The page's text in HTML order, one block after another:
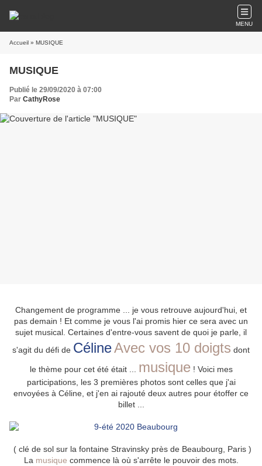
MENU
Accueil » MUSIQUE
MUSIQUE
Publié le 29/09/2020 à 07:00
Par CathyRose
Changement de programme ... je vous retrouve aujourd'hui, et
pas demain ! Et comme je vous l'ai promis hier ce sera avec un
sujet musical. Certaines d'entre-vous savent de quoi je parle, il
s'agit du défi de CélineAvec vos 10 doigts dont
le thème pour cet été était ... musique! Voici mes
participations, les 3 premières photos sont celles que j'ai
envoyées à Céline, et j'en ai rajouté deux autres pour étoffer ce
billet ...
( clé de sol sur la fontaine Stravinsky près de Beaubourg, Paris )
La musique commence là où s'arrête le pouvoir des mots.